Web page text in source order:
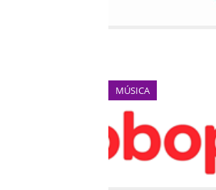
MÚSICA